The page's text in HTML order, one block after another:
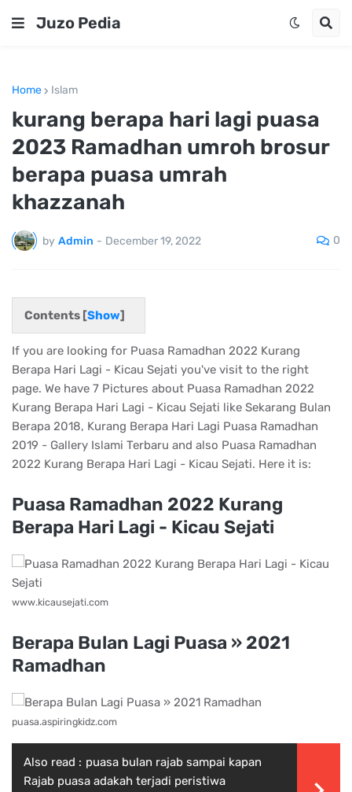
Juzo Pedia
Home Islam
kurang berapa hari lagi puasa
2023 Ramadhan umroh brosur
berapa puasa umrah
khazzanah
by Admin - December 19, 2022 0
Contents [Show]
If you are looking for Puasa Ramadhan 2022 Kurang
Berapa Hari Lagi - Kicau Sejati you've visit to the right
page. We have 7 Pictures about Puasa Ramadhan 2022
Kurang Berapa Hari Lagi - Kicau Sejati like Sekarang Bulan
Berapa 2018, Kurang Berapa Hari Lagi Puasa Ramadhan
2019 - Gallery Islami Terbaru and also Puasa Ramadhan
2022 Kurang Berapa Hari Lagi - Kicau Sejati. Here it is:
Puasa Ramadhan 2022 Kurang
Berapa Hari Lagi - Kicau Sejati
www.kicausejati.com
Berapa Bulan Lagi Puasa » 2021
Ramadhan
puasa.aspiringkidz.com
Also read : puasa bulan rajab sampai kapan
Rajab puasa adakah terjadi peristiwa